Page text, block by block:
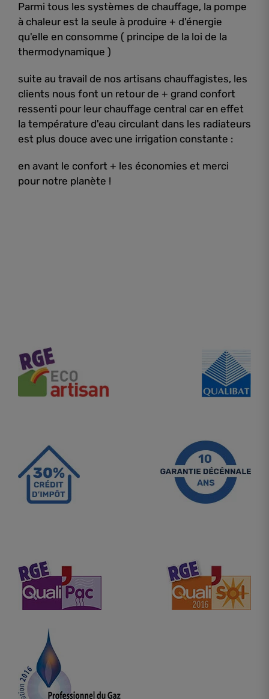
Parmi tous les systèmes de chauffage, la pompe
à chaleur est la seule à produire + d'énergie
qu'elle en consomme ( principe de la loi de la
thermodynamique )
suite au travail de nos artisans chauffagistes, les
clients nous font un retour de + grand confort
ressenti pour leur chauffage central car en effet
la température d'eau circulant dans les radiateurs
est plus douce avec une irrigation constante :
en avant le confort + les économies et merci
pour notre planète !